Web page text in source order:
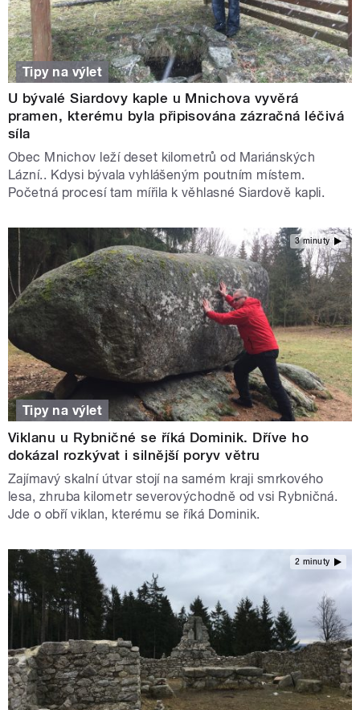
Tipy na výlet
U bývalé Siardovy kaple u Mnichova vyvěrá
pramen, kterému byla připisována zázračná léčivá
síla
Obec Mnichov leží deset kilometrů od Mariánských
Lázní.. Kdysi bývala vyhlášeným poutním místem.
Početná procesí tam mířila k věhlasné Siardově kapli.
3 minuty
Tipy na výlet
Viklanu u Rybničné se říká Dominik. Dříve ho
dokázal rozkývat i silnější poryv větru
Zajímavý skalní útvar stojí na samém kraji smrkového
lesa, zhruba kilometr severovýchodně od vsi Rybničná.
Jde o obří viklan, kterému se říká Dominik.
2 minuty